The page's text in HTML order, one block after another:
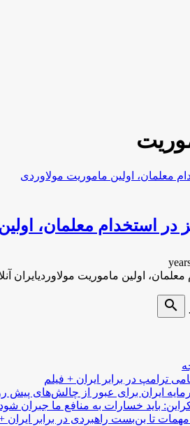
در استخدام معلمان،
اولین ماموریت
search
ترامپ در برابر ایران + فیلم
ایران برای عبور از چالش‌های پیش
باید خسارات به منافع ما جبران شود
تا بن‌بست راهبردی در برابر ایران